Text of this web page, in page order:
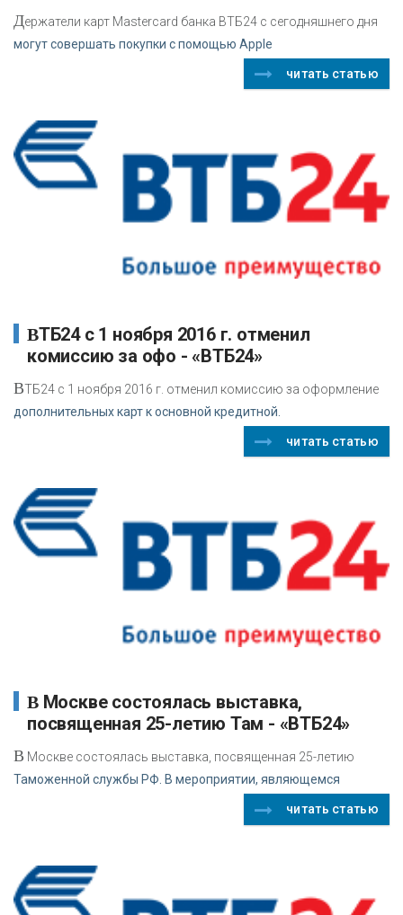
Держатели карт Mastercard банка ВТБ24 с сегодняшнего дня
могут совершать покупки с помощью Apple
читать статью
ВТБ24 с 1 ноября 2016 г. отменил
комиссию за офо - «ВТБ24»
ВТБ24 с 1 ноября 2016 г. отменил комиссию за оформление
дополнительных карт к основной кредитной.
читать статью
В Москве состоялась выставка,
посвященная 25-летию Там - «ВТБ24»
В Москве состоялась выставка, посвященная 25-летию
Таможенной службы РФ. В мероприятии, являющемся
читать статью